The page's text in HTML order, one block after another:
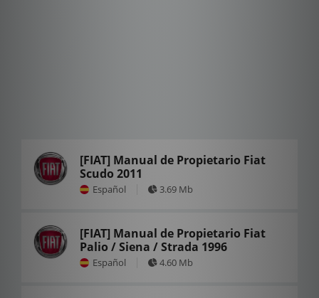
[FIAT] Manual de Propietario Fiat
Scudo 2011
Español 3.69 Mb
[FIAT] Manual de Propietario Fiat
Palio / Siena / Strada 1996
Español 4.60 Mb